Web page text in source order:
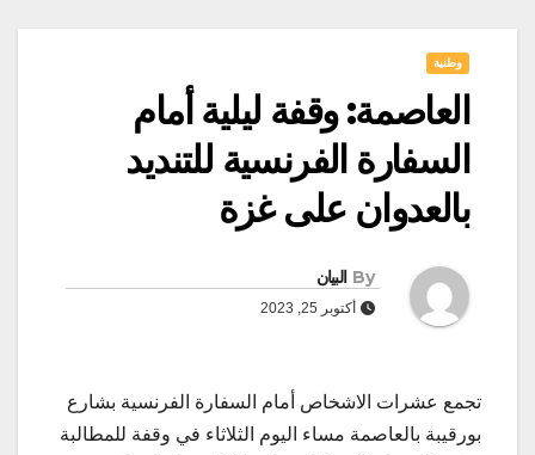
وطنية
العاصمة: وقفة ليلية أمام
السفارة الفرنسية للتنديد
بالعدوان على غزة
By البيان
أكتوبر 25, 2023
تجمع عشرات الاشخاص أمام السفارة الفرنسية بشارع
بورقيبة بالعاصمة مساء اليوم الثلاثاء في وقفة للمطالبة